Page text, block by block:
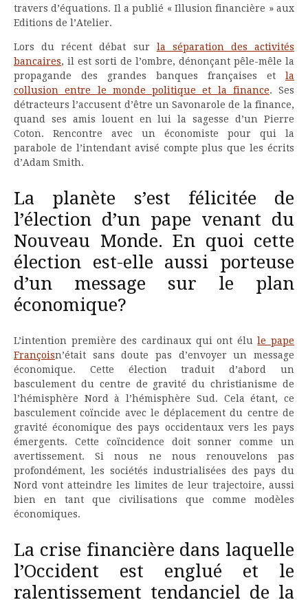
travers d’équations. Il a publié « Illusion financière » aux
Editions de l’Atelier.
Lors du récent débat sur la séparation des activités
bancaires, il est sorti de l’ombre, dénonçant pêle-mêle la
propagande des grandes banques françaises et la
collusion entre le monde politique et la finance. Ses
détracteurs l’accusent d’être un Savonarole de la finance,
quand ses amis louent en lui la sagesse d’un Pierre
Coton. Rencontre avec un économiste pour qui la
parabole de l’intendant avisé compte plus que les écrits
d’Adam Smith.
La planète s’est félicitée de
l’élection d’un pape venant du
Nouveau Monde. En quoi cette
élection est-elle aussi porteuse
d’un message sur le plan
économique?
L’intention première des cardinaux qui ont élule pape
Françoisn’était sans doute pas d’envoyer un message
économique. Cette élection traduit d’abord un
basculement du centre de gravité du christianisme de
l’hémisphère Nord à l’hémisphère Sud. Cela étant, ce
basculement coïncide avec le déplacement du centre de
gravité économique des pays occidentaux vers les pays
émergents. Cette coïncidence doit sonner comme un
avertissement. Si nous ne nous renouvelons pas
profondément, les sociétés industrialisées des pays du
Nord vont atteindre les limites de leur trajectoire, aussi
bien en tant que civilisations que comme modèles
économiques.
La crise financière dans laquelle
l’Occident est englué et le
ralentissement tendanciel de la